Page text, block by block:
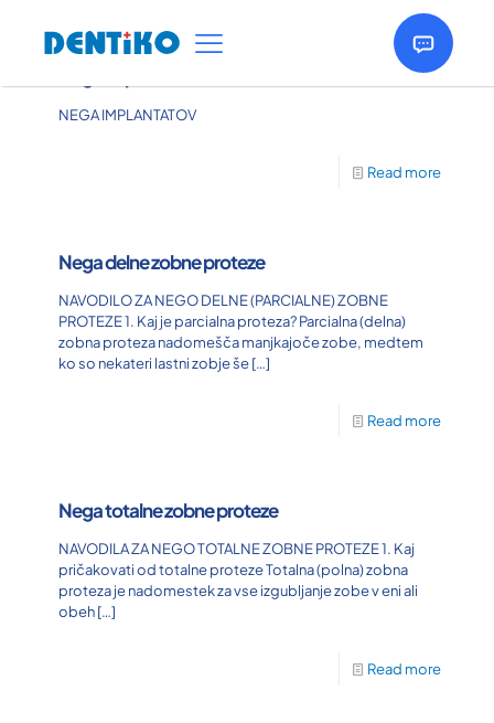
NEGA IMPLANTATOV
Read more
Nega delne zobne proteze
NAVODILO ZA NEGO DELNE (PARCIALNE) ZOBNE
PROTEZE 1. Kaj je parcialna proteza? Parcialna (delna)
zobna proteza nadomešča manjkajoče zobe, medtem
ko so nekateri lastni zobje še[…]
Read more
Nega totalne zobne proteze
NAVODILA ZA NEGO TOTALNE ZOBNE PROTEZE 1. Kaj
pričakovati od totalne proteze Totalna (polna) zobna
proteza je nadomestek za vse izgubljanje zobe v eni ali
obeh[…]
Read more